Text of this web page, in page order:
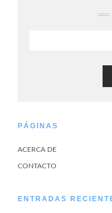
PÁGINAS
ACERCA DE
CONTACTO
ENTRADAS